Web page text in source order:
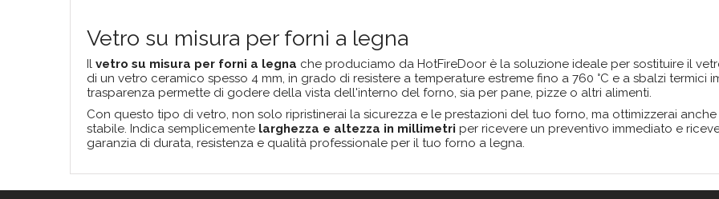
Vetro su misura per forni a legna
Il vetro su misura per forni a legna che produciamo da HotFireDoor è la soluzione ideale per sostituire il
di un vetro ceramico spesso 4 mm, in grado di resistere a temperature estreme fino a 760 °C e a sbalzi termici
trasparenza permette di godere della vista dell'interno del forno, sia per pane, pizze o altri alimenti.
Con questo tipo di vetro, non solo ripristinerai la sicurezza e le prestazioni del tuo forno, ma ottimizzerai
stabile. Indica semplicemente larghezza e altezza in millimetri per ricevere un preventivo immediato e
garanzia di durata, resistenza e qualità professionale per il tuo forno a legna.